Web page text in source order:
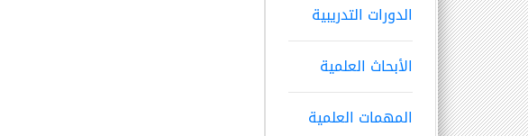
الدورات التدريبية
الأبحاث العلمية
المهمات العلمية